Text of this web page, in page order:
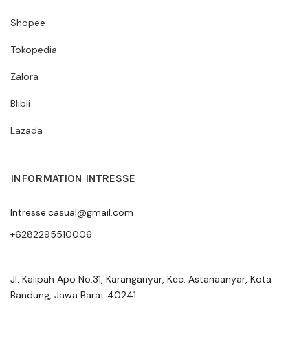
Shopee
Tokopedia
Zalora
Blibli
Lazada
INFORMATION INTRESSE
Intresse.casual@gmail.com
+6282295510006
Jl. Kalipah Apo No.31, Karanganyar, Kec. Astanaanyar, Kota
Bandung, Jawa Barat 40241